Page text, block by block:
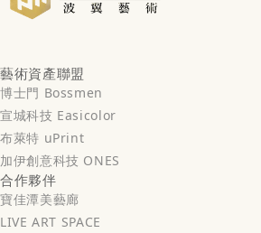
藝術資產聯盟
博士門 Bossmen
宣城科技 Easicolor
布萊特 uPrint
加伊創意科技 ONES
合作夥伴
寶佳潭美藝廊
LIVE ART SPACE